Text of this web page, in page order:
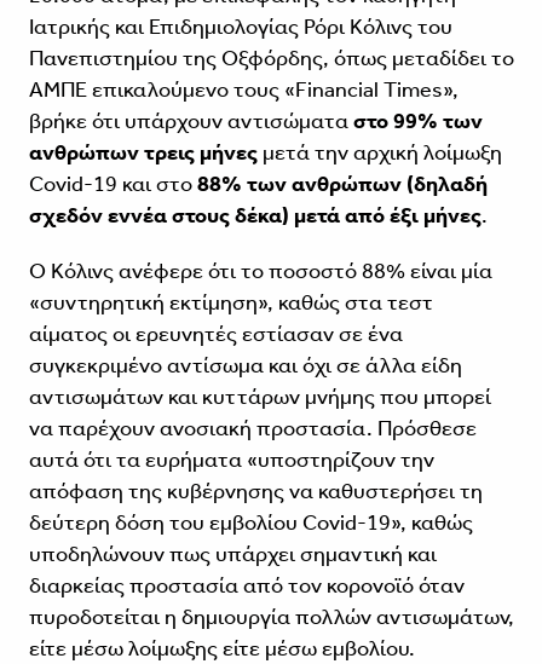
Ιατρικής και Επιδημιολογίας Ρόρι Κόλινς του
Πανεπιστημίου της Οξφόρδης, όπως μεταδίδει το
ΑΜΠΕ επικαλούμενο τους «Financial Times»,
βρήκε ότι υπάρχουν αντισώματαστο 99% των
ανθρώπων τρεις μήνεςμετά την αρχική λοίμωξη
Covid-19 και στο88% των ανθρώπων (δηλαδή
σχεδόν εννέα στους δέκα) μετά από έξι μήνες.
Ο Κόλινς ανέφερε ότι το ποσοστό 88% είναι μία
«συντηρητική εκτίμηση», καθώς στα τεστ
αίματος οι ερευνητές εστίασαν σε ένα
συγκεκριμένο αντίσωμα και όχι σε άλλα είδη
αντισωμάτων και κυττάρων μνήμης που μπορεί
να παρέχουν ανοσιακή προστασία. Πρόσθεσε
αυτά ότι τα ευρήματα «υποστηρίζουν την
απόφαση της κυβέρνησης να καθυστερήσει τη
δεύτερη δόση του εμβολίου Covid-19», καθώς
υποδηλώνουν πως υπάρχει σημαντική και
διαρκείας προστασία από τον κορονοϊό όταν
πυροδοτείται η δημιουργία πολλών αντισωμάτων,
είτε μέσω λοίμωξης είτε μέσω εμβολίου.